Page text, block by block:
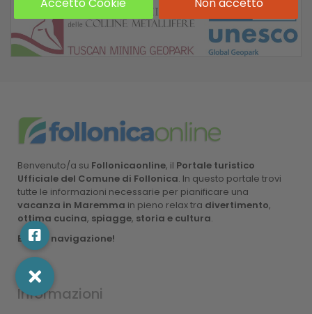
Benvenuto/a su Follonicaonline, il Portale turistico
Ufficiale del Comune di Follonica. In questo portale trovi
tutte le informazioni necessarie per pianificare una
vacanza in Maremma in pieno relax tra divertimento,
ottima cucina, spiagge, storia e cultura.
Buona navigazione!
Informazioni